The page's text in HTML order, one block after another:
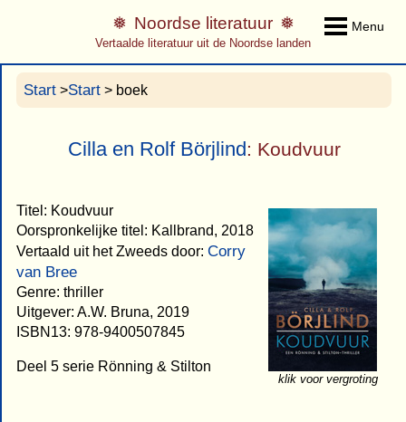
Menu
Noordse literatuur
Vertaalde literatuur uit de Noordse landen
Start >Start > boek
Cilla en Rolf Börjlind: Koudvuur
klik voor vergroting
Titel: Koudvuur
Oorspronkelijke titel: Kallbrand, 2018
Vertaald uit het Zweeds door: Corry
van Bree
Genre: thriller
Uitgever: A.W. Bruna, 2019
ISBN13: 978-9400507845
Deel 5 serie Rönning & Stilton